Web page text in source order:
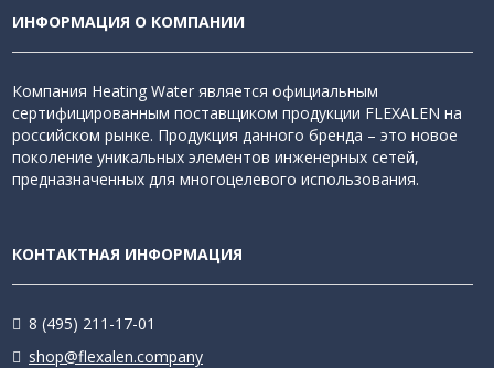
ИНФОРМАЦИЯ О КОМПАНИИ
Компания Heating Water является официальным
сертифицированным поставщиком продукции FLEXALEN на
российском рынке. Продукция данного бренда – это новое
поколение уникальных элементов инженерных сетей,
предназначенных для многоцелевого использования.
КОНТАКТНАЯ ИНФОРМАЦИЯ
8 (495) 211-17-01
shop@flexalen.company